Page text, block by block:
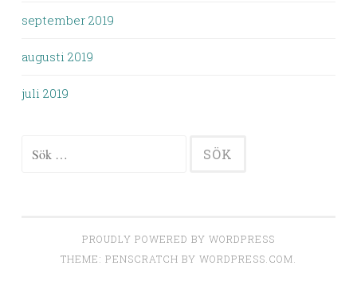
september 2019
augusti 2019
juli 2019
Sök
PROUDLY POWERED BY WORDPRESS
THEME: PENSCRATCH BY WORDPRESS.COM.